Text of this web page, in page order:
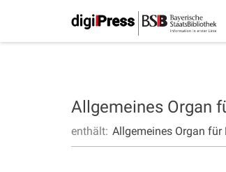
Allgemeines Organ
enthält: Allgemeines Organ für